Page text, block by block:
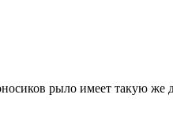
рыло имеет такую же